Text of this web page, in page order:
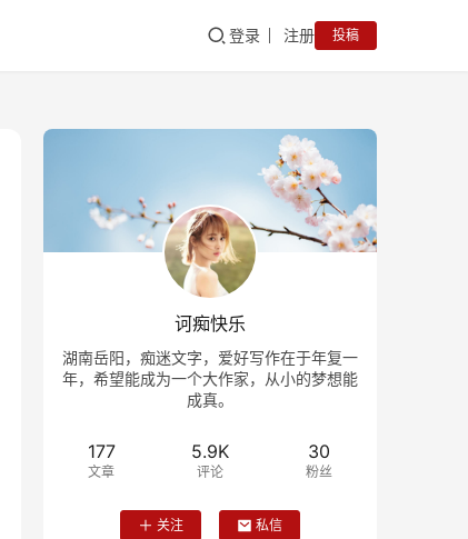
登录 注册 投稿
诃痴快乐
湖南岳阳，痴迷文字，爱好写作在于年复一
年，希望能成为一个大作家，从小的梦想能
成真。
177
文章
5.9K
评论
30
粉丝
关注 私信